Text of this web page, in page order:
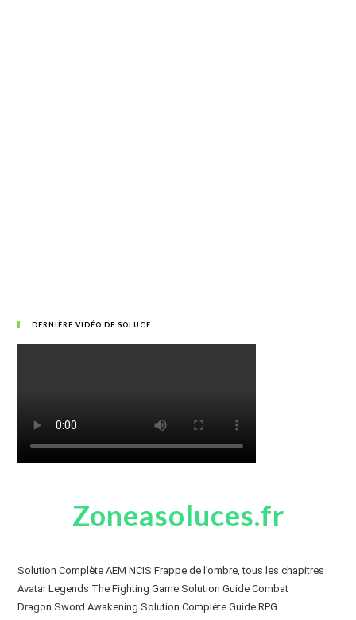
DERNIÈRE VIDÉO DE SOLUCE
Zoneasoluces.fr
Solution Complète AEM NCIS Frappe de l’ombre, tous les chapitres
Avatar Legends The Fighting Game Solution Guide Combat
Dragon Sword Awakening Solution Complète Guide RPG